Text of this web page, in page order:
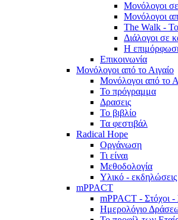
Μονόλογοι
Μονόλογοι
The Walk - Το
Διάλογοι σε
Η
Επικοινωνία
Μονόλογοι από το Αιγαίο
Μονόλογοι από το
Το πρόγραμμα
Δρασεις
Το βιβλίο
Τα φεστιβάλ
Radical Hope
Οργάνωση
Τι είναι
Μεθοδολογία
Υλικό - εκδηλώσεις
mPPACT
mPPACT - Στόχοι -
Ημερολόγιο